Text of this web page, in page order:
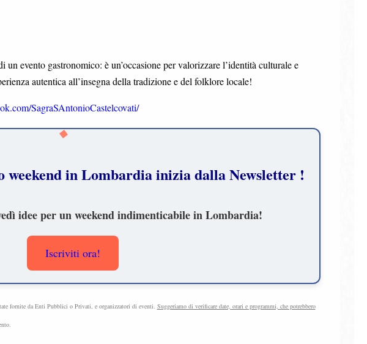
evento gastronomico: è un’occasione per valorizzare l’identità culturale e
autentica all’insegna della tradizione e del folklore locale!
SagraSAntonioCastelcovati/